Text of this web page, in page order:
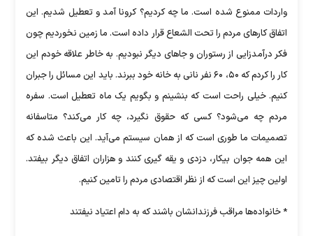
واردات ممنوع شده است. ما چه کردیم؟ کرونا آمد و تعطیل شدیم. این
اتفاق کارهای مردم را تحت الشعاع قرار داده است. ما زمین نخوردیم چون
فکر درآمدزایی از رستوران و جاهای دیگر نبودیم. به خاطر علاقه خودم این
کار را کردم که ۵۰، ۶۰ نفر نانی به خانه خود ببرند. باید این مسائل را جبران
کنیم. خیلی راحت است که بنشینم و بگویم یک ماه تعطیل است. سفره
مردم چه می‌شود؟ کسی که حقوق نگیرد، چه کار می‌کند؟ متاسفانه
تصمیمات ما طوری است که از همان سیستم می‌آید. این باعث شده که
این همه جوان بیکار، دزدی و یقه گیری کنند و هزاران اتفاق دیگر بیفتد.
اولین چیز این است که از نظر اقتصادی مردم را تامین کنیم.
* خانواده‌ها مراقب فرزندانشان باشند که به دام اعتیاد نیفتند